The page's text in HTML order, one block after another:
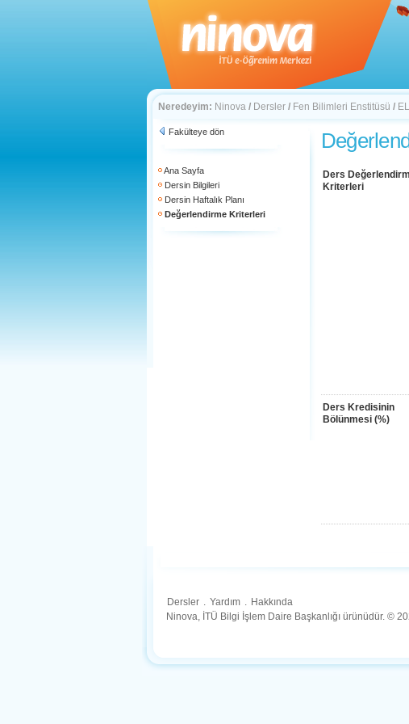
Neredeyim: Ninova / Dersler / Fen Bilimleri Enstitüsü /
Fakülteye dön
Ana Sayfa
Dersin Bilgileri
Dersin Haftalık Planı
Değerlendirme Kriterleri
Ders
Kriterleri
Ders Kredisinin
Bölünmesi (%)
Dersler . Yardım . Hakkında
Ninova, İTÜ Bilgi İşlem Daire Başkanlığı ürünüdür. ©